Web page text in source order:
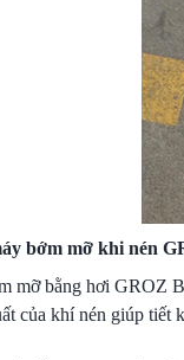
bớm mỡ khi nén
mỡ bằng hơi GROZ
của khí nén giúp tiết